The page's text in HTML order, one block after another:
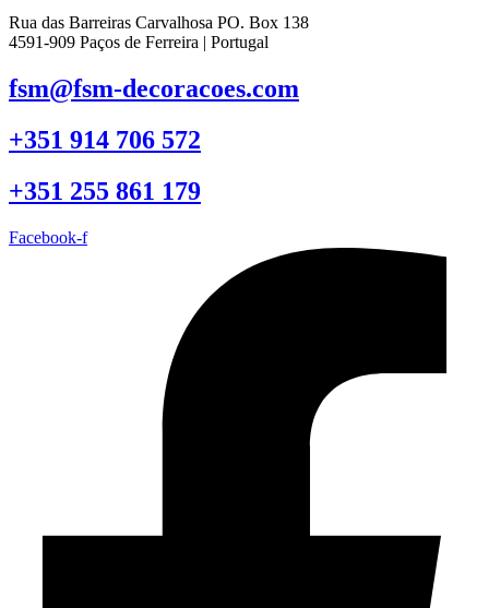
Rua das Barreiras Carvalhosa PO. Box 138
4591-909 Paços de Ferreira | Portugal
fsm@fsm-decoracoes.com
+351 914 706 572
+351 255 861 179
Facebook-f